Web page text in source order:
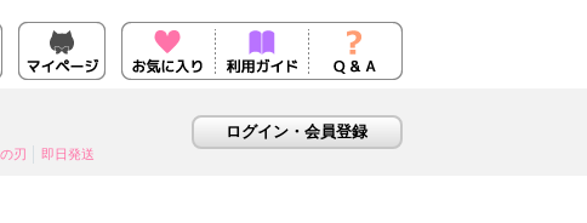
刃 即日発送